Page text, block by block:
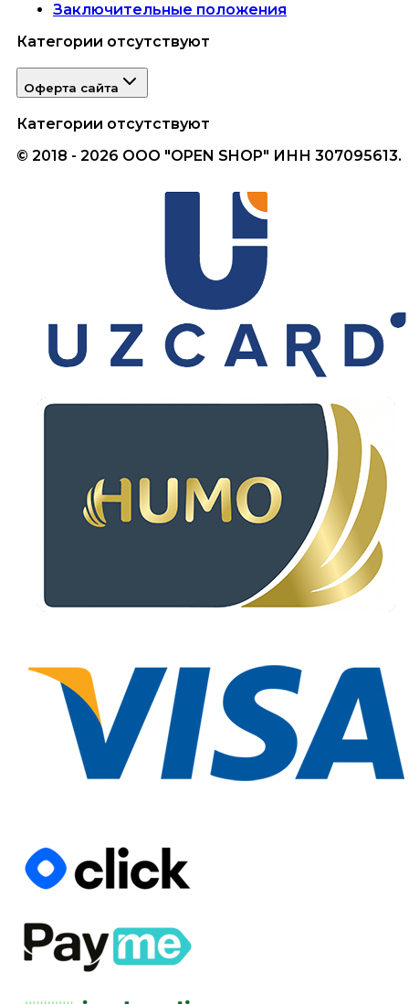
Заключительные положения
Категории отсутствуют
Оферта сайта
Категории отсутствуют
© 2018 - 2026 ООО "OPEN SHOP" ИНН 307095613.